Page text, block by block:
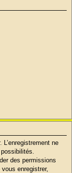
ne
des permissions
enregistrer,